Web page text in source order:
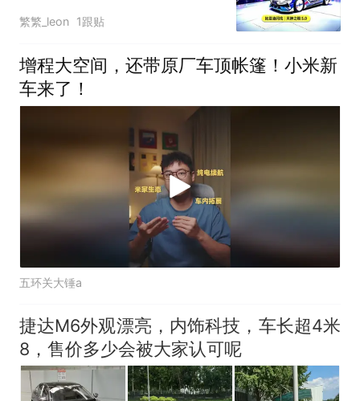
繁繁_leon 1跟贴
增程大空间，还带原厂车顶帐篷！小米新
车来了！
五环关大锤a
捷达M6外观漂亮，内饰科技，车长超4米
8，售价多少会被大家认可呢